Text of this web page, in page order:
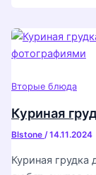
Вторые блюда
Куриная
Blstone /14.11.2024
Куриная грудка